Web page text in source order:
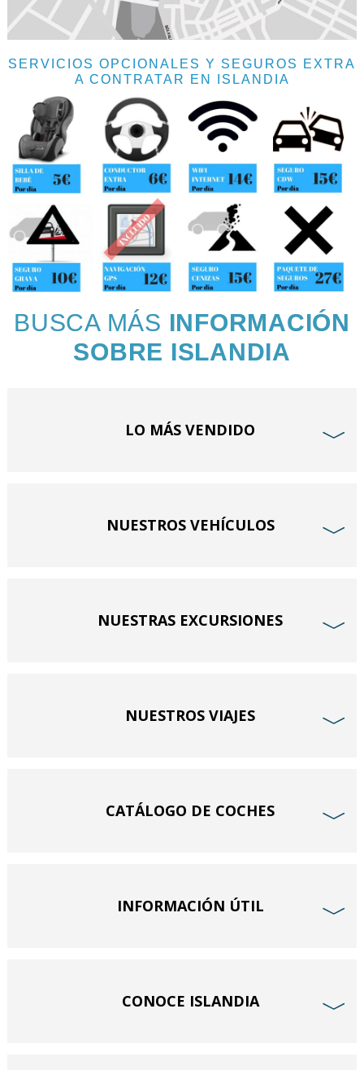
SERVICIOS OPCIONALES Y SEGUROS EXTRA
A CONTRATAR EN ISLANDIA
BUSCA MÁS INFORMACIÓN
SOBRE ISLANDIA
LO MÁS VENDIDO ﹀
NUESTROS VEHÍCULOS ﹀
NUESTRAS EXCURSIONES ﹀
NUESTROS VIAJES ﹀
CATÁLOGO DE COCHES ﹀
INFORMACIÓN ÚTIL ﹀
CONOCE ISLANDIA ﹀